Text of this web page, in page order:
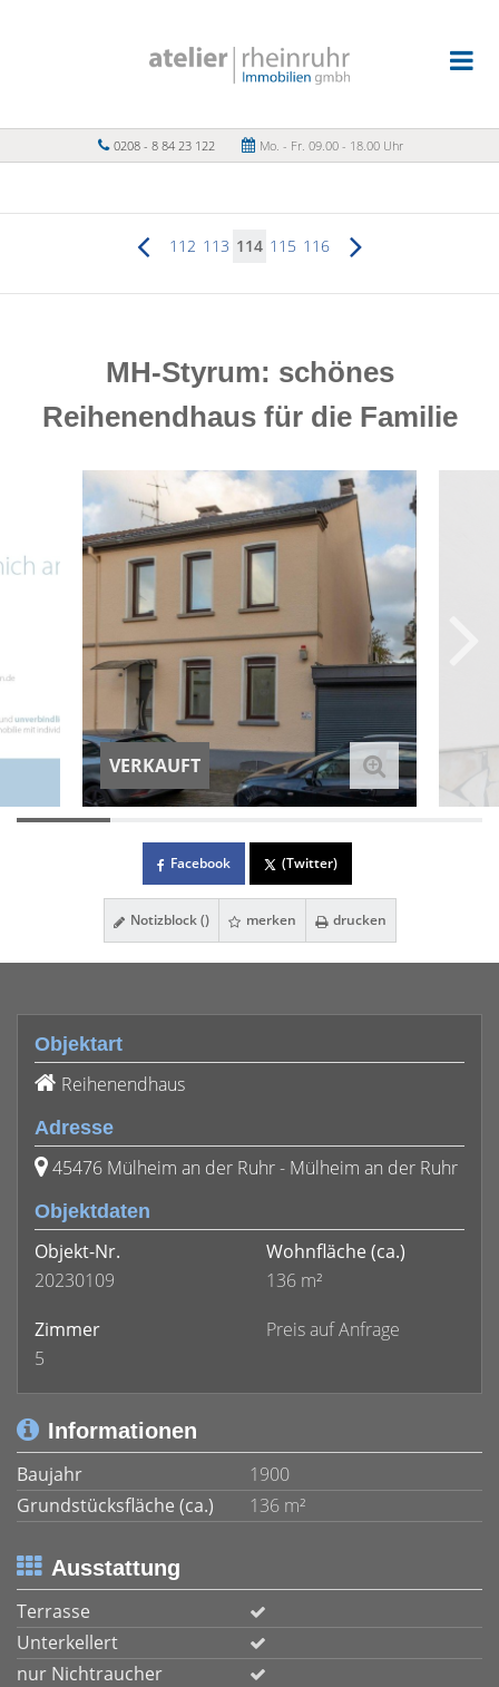
0208 - 8 84 23 122 Mo. - Fr. 09.00 - 18.00 Uhr
112 113 114 115 116
MH-Styrum: schönes
Reihenendhaus für die Familie
VERKAUFT
Facebook (Twitter)
Notizblock () merken drucken
Objektart
Reihenendhaus
Adresse
45476 Mülheim an der Ruhr - Mülheim an der Ruhr
Objektdaten
Objekt-Nr.
20230109
Wohnfläche (ca.)
136 m²
Zimmer
5
Preis auf Anfrage
Informationen
Baujahr
1900
Grundstücksfläche (ca.)
136 m²
Ausstattung
Terrasse
Unterkellert
nur Nichtraucher